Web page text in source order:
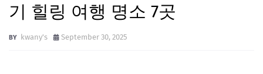
기 힐링 여행 명소 7곳
kwany's September 30, 2025